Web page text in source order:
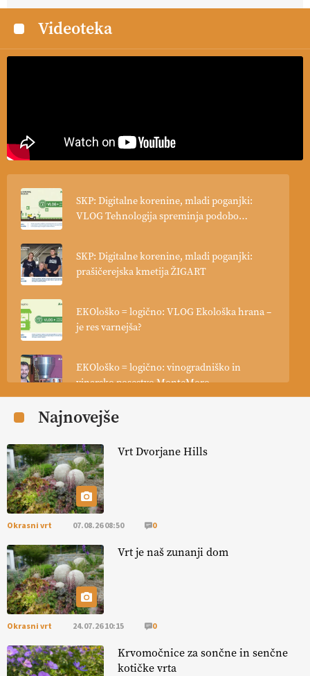
Videoteka
SKP: Digitalne korenine, mladi poganjki:
VLOG Tehnologija spreminja podobo
SKP: Digitalne korenine, mladi poganjki:
prašičerejska kmetija ŽIGART
EKOloško = logično: VLOG Ekološka hrana –
je res varnejša?
EKOloško = logično: vinogradniško in
vinarsko posestvo MonteMoro
EKOloško = logično: ekološka kmetija
EKOloško = logično: ekološka kmetija
HOMAR
EKOloško = logično: VLOG Ekološko
kmetijstvo brez škropljenja?
EKOloško = logično: ekološka kmetija
ALTENBAHER
EKOloško = logično: ekološko oljarstvo
MORGAN
Najnovejše
Vrt Dvorjane Hills
Okrasni vrt 07.08.26 08:50 0
Vrt je naš zunanji dom
Okrasni vrt 24.07.26 10:15 0
Krvomočnice za sončne in senčne
kotičke vrta